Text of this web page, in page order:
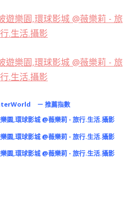
－ 推薦指數